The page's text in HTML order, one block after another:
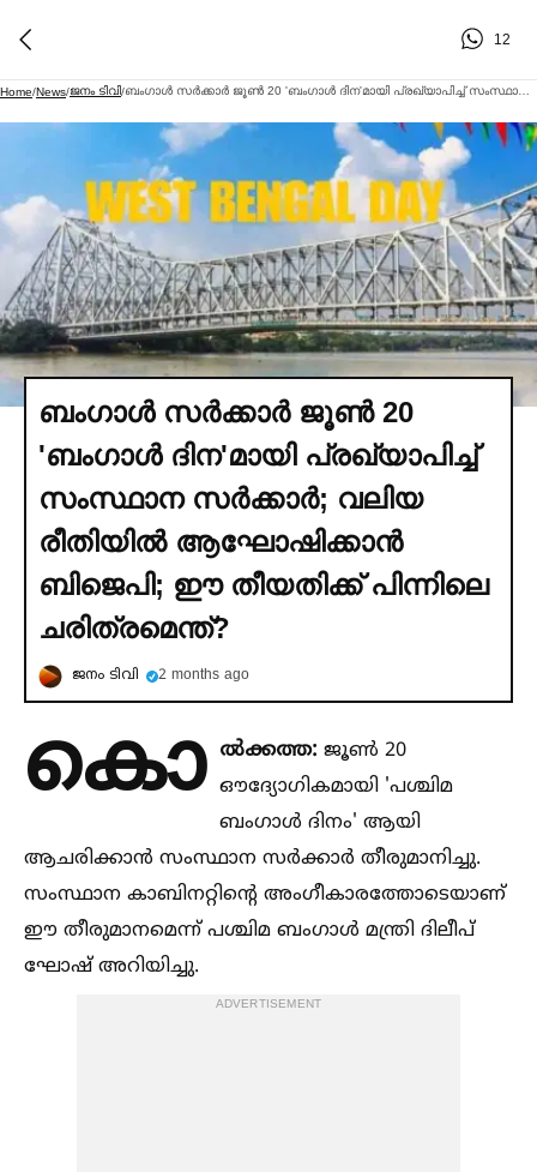
12
Home/News/ജനം ടിവി/
ബംഗാള്‍ സര്‍ക്കാര്‍ ജൂണ്‍ 20
'ബംഗാള്‍ ദിന'മായി പ്രഖ്യാപിച്ച്‌
സംസ്ഥാന സര്‍ക്കാര്‍; വലിയ
രീതിയില്‍ ആഘോഷിക്കാന്‍
ബിജെപി; ഈ തീയതിക്ക് പിന്നിലെ
ചരിത്രമെന്ത്?
ജനം ടിവി 2 months ago
കൊ ല്‍ക്കത്ത: ജൂണ്‍ 20
ഔദ്യോഗികമായി 'പശ്ചിമ
ബംഗാള്‍ ദിനം' ആയി
ആചരിക്കാന്‍ സംസ്ഥാന സര്‍ക്കാര്‍ തീരുമാനിച്ചു.
സംസ്ഥാന കാബിനറ്റിന്റെ അംഗീകാരത്തോടെയാണ്
ഈ തീരുമാനമെന്ന് പശ്ചിമ ബംഗാള്‍ മന്ത്രി ദിലീപ്
ഘോഷ് അറിയിച്ചു.
ADVERTISEMENT